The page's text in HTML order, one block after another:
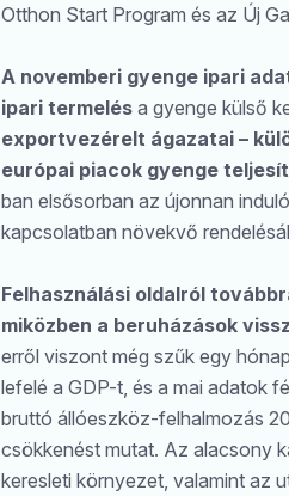
Otthon Start Program és az Új
A novemberi gyenge ipari
ipari termelés a gyenge külső
exportvezérelt ágazatai –
európai piacok gyenge
ban elsősorban az újonnan
kapcsolatban növekvő
Felhasználási oldalról
miközben a beruházások
erről viszont még szűk egy
lefelé a GDP-t, és a mai adatok
bruttó állóeszköz-felhalmozás
csökkenést mutat. Az alacsony
keresleti környezet, valamint az